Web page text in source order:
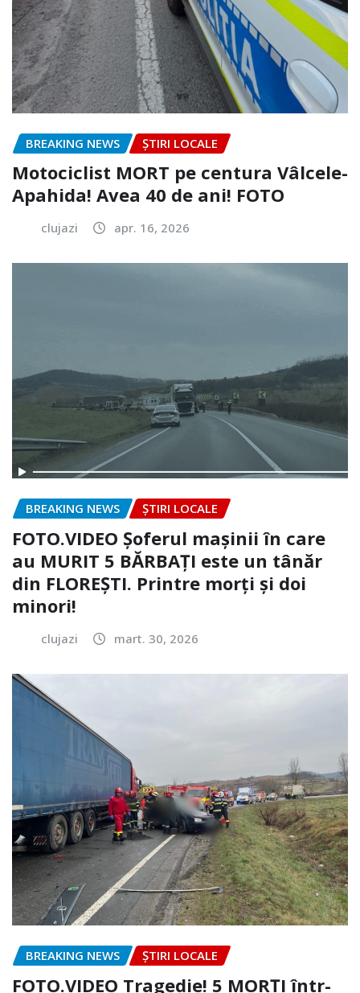
BREAKING NEWS ȘTIRI LOCALE
Motociclist MORT pe centura Vâlcele-
Apahida! Avea 40 de ani! FOTO
clujazi apr. 16, 2026
BREAKING NEWS ȘTIRI LOCALE
FOTO.VIDEO Șoferul mașinii în care
au MURIT 5 BĂRBAȚI este un tânăr
din FLOREȘTI. Printre morți și doi
minori!
clujazi mart. 30, 2026
BREAKING NEWS ȘTIRI LOCALE
FOTO.VIDEO Tragedie! 5 MORȚI într-